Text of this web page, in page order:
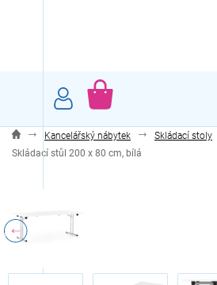
NÁKUPNÍ
Kancelářský nábytek
Skládací stoly
Skládací stůl 200 x 80 cm, bílá